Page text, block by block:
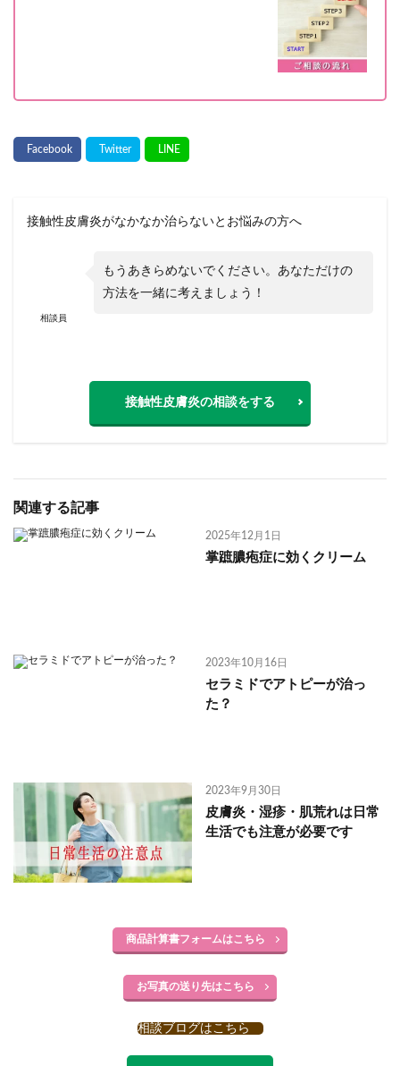
接触性皮膚炎がなかなか治らないとお悩みの方へ
相談員
もうあきらめないでください。あなただけの
方法を一緒に考えましょう！
接触性皮膚炎の相談をする
関連する記事
2025年12月1日
掌蹠膿疱症に効くクリーム
2023年10月16日
セラミドでアトピーが治っ
た？
2023年9月30日
皮膚炎・湿疹・肌荒れは日常
生活でも注意が必要です
商品計算書フォームはこちら
お写真の送り先はこちら
相談ブログはこちら